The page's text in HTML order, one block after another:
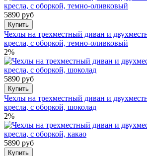
5890 руб
Купить
Чехлы на трехместный диван и
кресла, с оборкой, темно-оливковый
2%
5890 руб
Купить
Чехлы на трехместный диван и
кресла, с оборкой, шоколад
2%
5890 руб
Купить